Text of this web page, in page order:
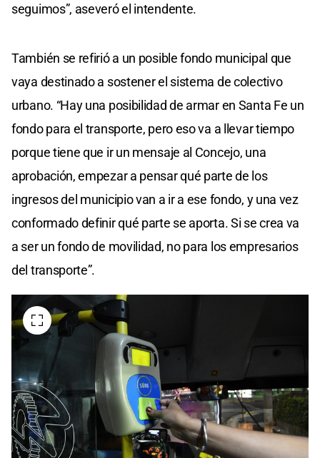
seguimos”, aseveró el intendente.
También se refirió a un posible fondo municipal que
vaya destinado a sostener el sistema de colectivo
urbano. “Hay una posibilidad de armar en Santa Fe un
fondo para el transporte, pero eso va a llevar tiempo
porque tiene que ir un mensaje al Concejo, una
aprobación, empezar a pensar qué parte de los
ingresos del municipio van a ir a ese fondo, y una vez
conformado definir qué parte se aporta. Si se crea va
a ser un fondo de movilidad, no para los empresarios
del transporte”.